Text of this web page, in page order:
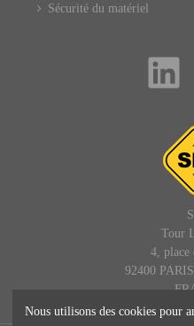
Sécurité du matériel
Tour
4, place
92400
Nous utilisons des cookies pour